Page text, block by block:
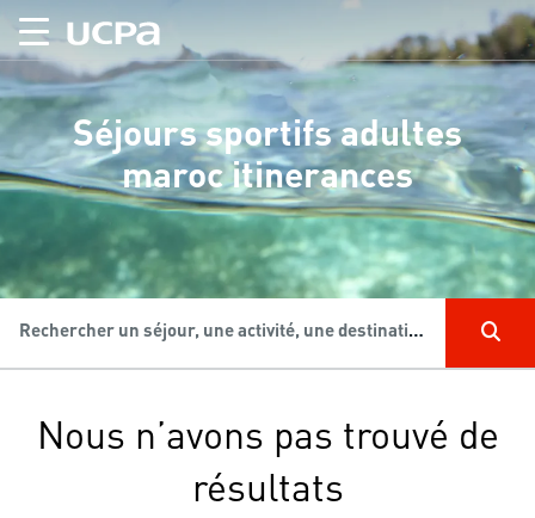
Séjours sportifs adultes
maroc itinerances
Rechercher un séjour, une activité, une destination...
Nous n’avons pas trouvé de
résultats